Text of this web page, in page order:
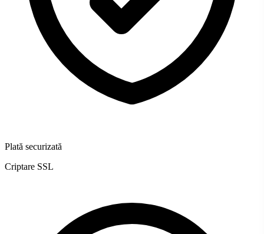
Plată securizată
Criptare SSL